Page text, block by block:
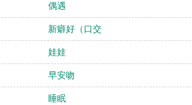
偶遇
新癖好（口交
娃娃
早安吻
睡眠